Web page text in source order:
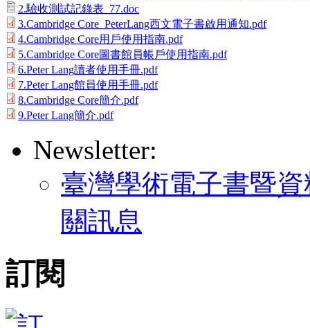
2.驗收測試記錄表_77.doc
3.Cambridge Core_PeterLang西文電子書啟用通知.pdf
4.Cambridge Core用戶使用指南.pdf
5.Cambridge Core圖書館員帳戶使用指南.pdf
6.Peter Lang讀者使用手冊.pdf
7.Peter Lang館員使用手冊.pdf
8.Cambridge Core簡介.pdf
9.Peter Lang簡介.pdf
Newsletter:
臺灣學術電子書暨
關訊息
訂閱